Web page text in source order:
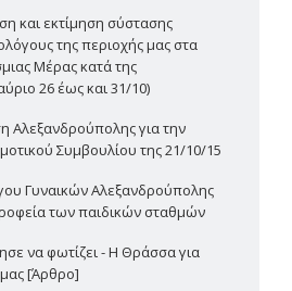
και εκτίμηση σύστασης
της περιοχής μας στα
Μέρας κατά της
26 έως και 31/10)
Αλεξανδρούπολης για την
Συμβουλίου της 21/10/15
Γυναικών Αλεξανδρούπολης
των παιδικών σταθμών
να φωτίζει - Η Θράσσα για
[Άρθρο]